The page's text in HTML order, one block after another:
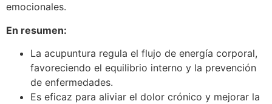
emocionales.
En resumen:
La acupuntura regula el flujo de energía corporal,
favoreciendo el equilibrio interno y la prevención
de enfermedades.
Es eficaz para aliviar el dolor crónico y mejorar la